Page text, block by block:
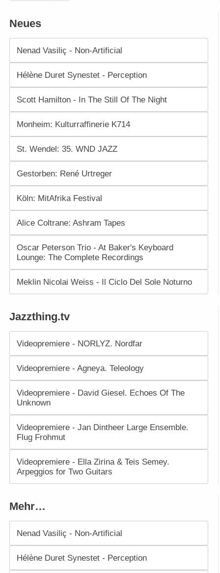
Neues
Nenad Vasiliç - Non-Artificial
Hélène Duret Synestet - Perception
Scott Hamilton - In The Still Of The Night
Monheim: Kulturraffinerie K714
St. Wendel: 35. WND JAZZ
Gestorben: René Urtreger
Köln: MitAfrika Festival
Alice Coltrane: Ashram Tapes
Oscar Peterson Trio - At Baker's Keyboard
Lounge: The Complete Recordings
Meklin Nicolai Weiss - Il Ciclo Del Sole Noturno
Jazzthing.tv
Videopremiere - NORLYZ. Nordfar
Videopremiere - Agneya. Teleology
Videopremiere - David Giesel. Echoes Of The
Unknown
Videopremiere - Jan Dintheer Large Ensemble.
Flug Frohmut
Videopremiere - Ella Zirina & Teis Semey.
Arpeggios for Two Guitars
Mehr…
Nenad Vasiliç - Non-Artificial
Hélène Duret Synestet - Perception